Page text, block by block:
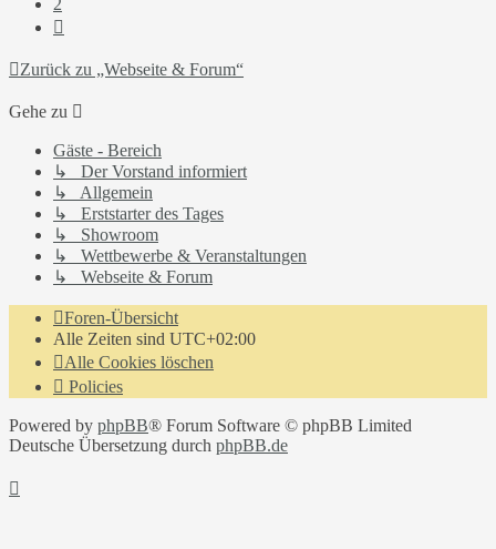
2
Zurück zu „Webseite & Forum“
Gehe zu
Gäste - Bereich
↳ Der Vorstand informiert
↳ Allgemein
↳ Erststarter des Tages
↳ Showroom
↳ Wettbewerbe & Veranstaltungen
↳ Webseite & Forum
Foren-Übersicht
Alle Zeiten sind UTC+02:00
Alle Cookies löschen
Policies
Powered by phpBB® Forum Software © phpBB Limited
Deutsche Übersetzung durch phpBB.de